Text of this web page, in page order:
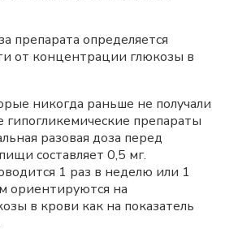
препарата определяется
от концентрации глюкозы в
никогда раньше не получали
препараты
разовая доза перед
составляет 0,5 мг.
1 раз в неделю или 1
ориентируются на
в крови как на показатель